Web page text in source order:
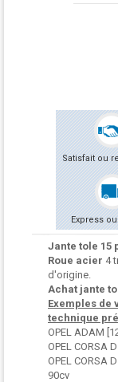
Satisfait ou
Express
Jante tole 15
Roue acier 4
d'origine.
Achat jante
Exemples de
technique
OPEL ADAM
OPEL CORSA
OPEL CORSA
90cv